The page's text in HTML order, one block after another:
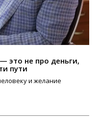
это не про деньги,
пути
и желание